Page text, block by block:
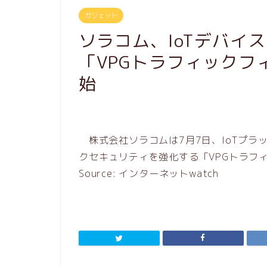
ガジェット
ソラコム、IoTデバイ
「VPGトラフィック
始
株式会社ソラコムは7月7日、IoTプラ
クセキュリティを強化する「VPGトラフ
Source: インターネットwatch